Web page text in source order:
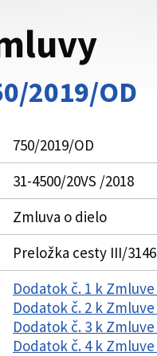
2019/OD
750/2019/OD
31-4500/20VS /2018
Zmluva o dielo
Preložka cesty III/
Dodatok č. 1 k
Dodatok č. 2 k
Dodatok č. 3 k
Dodatok č. 4 k